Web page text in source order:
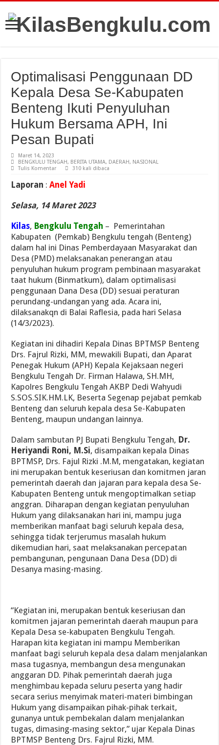
Optimalisasi Penggunaan DD
Kepala Desa Se-Kabupaten
Benteng Ikuti Penyuluhan
Hukum Bersama APH, Ini
Pesan Bupati
Maret 14, 2023
BENGKULU TENGAH, BERITA UTAMA, DAERAH, NASIONAL
Tulis Komentar
310 kali dibaca
Laporan :Anel Yadi
Selasa, 14 Maret 2023
Kilas, Bengkulu Tengah – Pemerintahan
Kabupaten (Pemkab) Bengkulu tengah (Benteng)
dalam hal ini Dinas Pemberdayaan Masyarakat dan
Desa (PMD) melaksanakan penerangan atau
penyuluhan hukum program pembinaan masyarakat
taat hukum (Binmatkum), dalam optimalisasi
penggunaan Dana Desa (DD) sesuai peraturan
perundang-undangan yang ada. Acara ini,
dilaksanakqn di Balai Raflesia, pada hari Selasa
(14/3/2023).
Kegiatan ini dihadiri Kepala Dinas BPTMSP Benteng
Drs. Fajrul Rizki, MM, mewakili Bupati, dan Aparat
Penegak Hukum (APH) Kepala Kejaksaan negeri
Bengkulu Tengah Dr. Firman Halawa, SH.MH,
Kapolres Bengkulu Tengah AKBP Dedi Wahyudi
S.SOS.SIK.HM.LK, Beserta Segenap pejabat pemkab
Benteng dan seluruh kepala desa Se-Kabupaten
Benteng, maupun undangan lainnya.
Dalam sambutan PJ Bupati Bengkulu Tengah, Dr.
Heriyandi Roni, M.Si, disampaikan kepala Dinas
BPTMSP, Drs. Fajul Rizki .M.M, mengatakan, kegiatan
ini merupakan bentuk keseriusan dan komitmen jaran
pemerintah daerah dan jajaran para kepala desa Se-
Kabupaten Benteng untuk mengoptimalkan setiap
anggran. Diharapan dengan kegiatan penyuluhan
Hukum yang dilaksanakan hari ini, mampu juga
memberikan manfaat bagi seluruh kepala desa,
sehingga tidak terjerumus masalah hukum
dikemudian hari, saat melaksanakan percepatan
pembangunan, pengunaan Dana Desa (DD) di
Desanya masing-masing.
“Kegiatan ini, merupakan bentuk keseriusan dan
komitmen jajaran pemerintah daerah maupun para
Kepala Desa se-kabupaten Bengkulu Tengah.
Harapan kita kegiatan ini mampu Memberikan
manfaat bagi seluruh kepala desa dalam menjalankan
masa tugasnya, membangun desa mengunakan
anggaran DD. Pihak pemerintah daerah juga
menghimbau kepada seluru peserta yang hadir
secara serius menyimak materi-materi bimbingan
Hukum yang disampaikan pihak-pihak terkait,
gunanya untuk pembekalan dalam menjalankan
tugas, dimasing-masing sektor,” ujar Kepala Dinas
BPTMSP Benteng Drs. Fajrul Rizki, MM.